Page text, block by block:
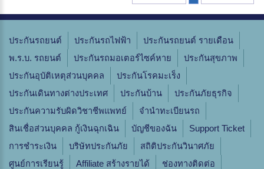
ประกันรถยนต์ ประกันรถไฟฟ้า
ประกันรถยนต์ รายเดือน
พ.ร.บ. รถยนต์
ประกันรถมอเตอร์ไซค์หาย
ประกันสุขภาพ
ประกันอุบัติเหตุส่วนบุคคล
ประกันโรคมะเร็ง
ประกันเดินทางต่างประเทศ
ประกันบ้าน
ประกันภัยธุรกิจ
ประกันความรับผิดวิชาชีพแพทย์
จํานําทะเบียนรถ
สินเชื่อส่วนบุคคล กู้เงินฉุกเฉิน
บัญชีของฉัน
Support Ticket
การชำระเงิน
บริษัทประกันภัย
สถิติประกันวินาศภัย
ศูนย์การเรียนรู้
Affiliate สร้างรายได้
ช่องทางติดต่อ